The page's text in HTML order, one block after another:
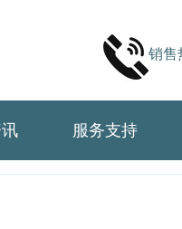
销售
服务支持